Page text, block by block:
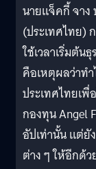
นายแจ็คกี้ จาง
(ประเทศไทย)
ใช้เวลาเริ่มต้น
คือเหตุผลว่าท
ประเทศไทยเพื่
กองทุน Angel
อัปเท่านั้น แต่ยั
ต่าง ๆ ให้อีกด้